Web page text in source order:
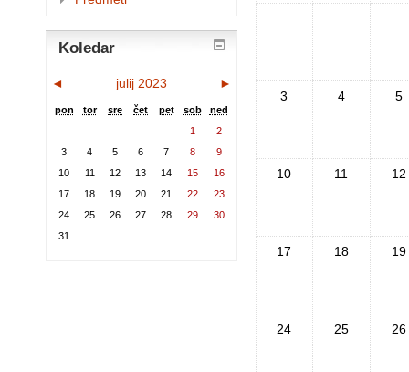
3 4 5
10 11 12
17 18 19
24 25 26
Koledar
◄ julij 2023 ►
pon tor sre čet pet sob
ned
1
2
3
4 5 6 7 8
9
10
11 12 13 14 15
16
17
18 19 20 21 22
23
24
25 26 27 28 29
30
31